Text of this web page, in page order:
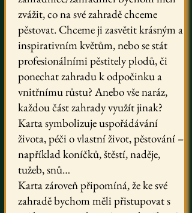
zvážit, co na své zahradě chceme
pěstovat. Chceme ji zasvětit krásným a
inspirativním květům, nebo se stát
profesionálními pěstitely plodů, či
ponechat zahradu k odpočinku a
vnitřnímu růstu? Anebo vše naráz,
každou část zahrady využít jinak?
Karta symbolizuje uspořádávání
života, péči o vlastní život, pěstování –
například koníčků, štěstí, naděje,
tužeb, snů…
Karta zároveň připomíná, že ke své
zahradě bychom měli přistupovat s